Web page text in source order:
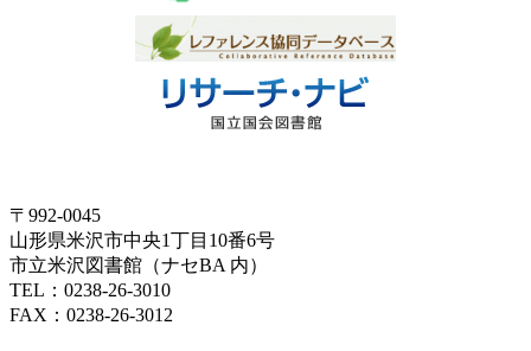
〒992-0045
山形県米沢市中央1丁目10番6号
市立米沢図書館（ナセBA 内）
TEL：0238-26-3010
FAX：0238-26-3012